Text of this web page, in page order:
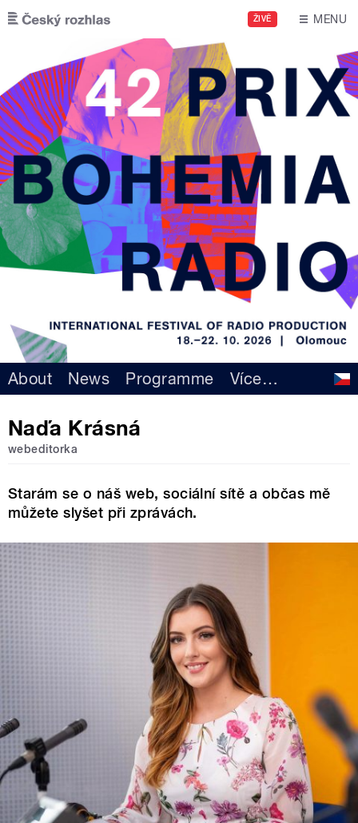
Skip to main content
ŽIVĚ MENU
About News Programme Více…
Naďa Krásná
webeditorka
Starám se o náš web, sociální sítě a občas mě
můžete slyšet při zprávách.